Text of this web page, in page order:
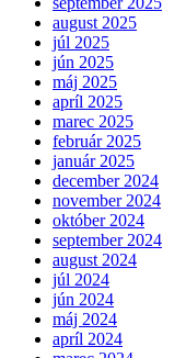
august 2025
júl 2025
jún 2025
máj 2025
apríl 2025
marec 2025
február 2025
január 2025
december 2024
november 2024
október 2024
september 2024
august 2024
júl 2024
jún 2024
máj 2024
apríl 2024